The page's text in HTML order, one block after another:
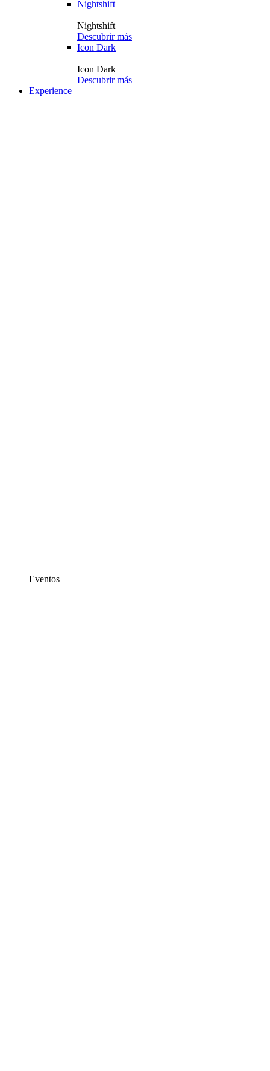
Nightshift
Nightshift
Descubrir más
Icon Dark
Icon Dark
Descubrir más
Experience
Eventos